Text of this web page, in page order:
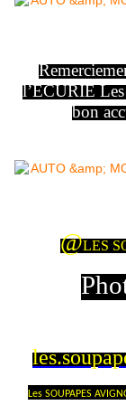
l’ECURIE
bon
@LES
Les SOUPAPES